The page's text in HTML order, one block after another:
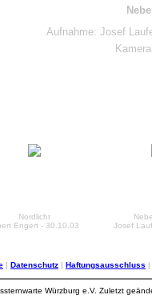
Aufnahme: Josef
Nordlicht
Engert - 30.10.03
Josef
| Datenschutz | Haftungsausschluss |
Würzburg e.V. Zuletzt